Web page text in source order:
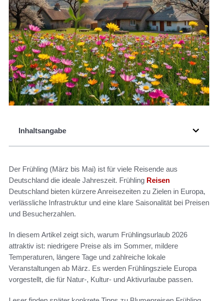
Inhaltsangabe
Der Frühling (März bis Mai) ist für viele Reisende aus
Deutschland die ideale Jahreszeit. Frühling Reisen
Deutschland bieten kürzere Anreisezeiten zu Zielen in Europa,
verlässliche Infrastruktur und eine klare Saisonalität bei Preisen
und Besucherzahlen.
In diesem Artikel zeigt sich, warum Frühlingsurlaub 2026
attraktiv ist: niedrigere Preise als im Sommer, mildere
Temperaturen, längere Tage und zahlreiche lokale
Veranstaltungen ab März. Es werden Frühlingsziele Europa
vorgestellt, die für Natur-, Kultur- und Aktivurlaube passen.